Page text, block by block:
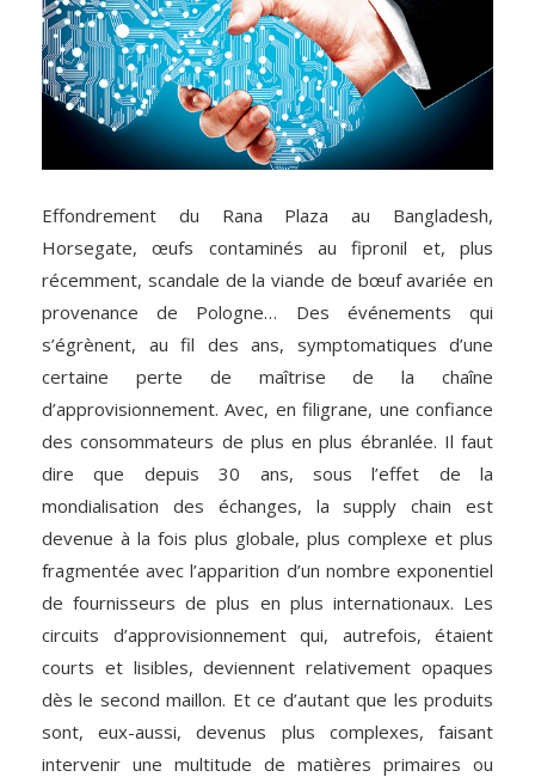
Effondrement du Rana Plaza au Bangladesh,
Horsegate, œufs contaminés au fipronil et, plus
récemment, scandale de la viande de bœuf avariée en
provenance de Pologne… Des événements qui
s’égrènent, au fil des ans, symptomatiques d’une
certaine perte de maîtrise de la chaîne
d’approvisionnement. Avec, en filigrane, une confiance
des consommateurs de plus en plus ébranlée. Il faut
dire que depuis 30 ans, sous l’effet de la
mondialisation des échanges, la supply chain est
devenue à la fois plus globale, plus complexe et plus
fragmentée avec l’apparition d’un nombre exponentiel
de fournisseurs de plus en plus internationaux. Les
circuits d’approvisionnement qui, autrefois, étaient
courts et lisibles, deviennent relativement opaques
dès le second maillon. Et ce d’autant que les produits
sont, eux-aussi, devenus plus complexes, faisant
intervenir une multitude de matières primaires ou